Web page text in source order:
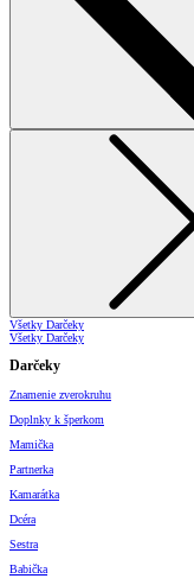
Všetky Darčeky
Všetky Darčeky
Darčeky
Znamenie zverokruhu
Doplnky k šperkom
Mamička
Partnerka
Kamarátka
Dcéra
Sestra
Babička